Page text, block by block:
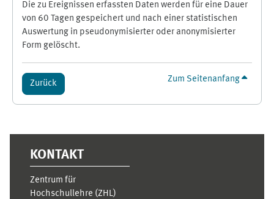
Die zu Ereignissen erfassten Daten werden für eine Dauer
von 60 Tagen gespeichert und nach einer statistischen
Auswertung in pseudonymisierter oder anonymisierter
Form gelöscht.
Zurück Zum Seitenanfang
KONTAKT
Zentrum für
Hochschullehre (ZHL)